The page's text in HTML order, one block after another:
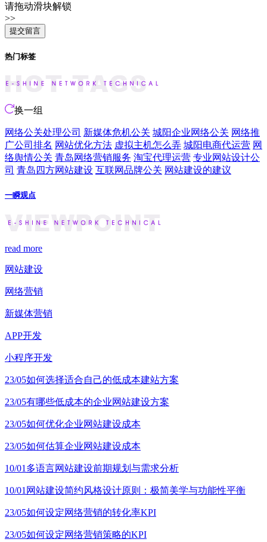
请拖动滑块解锁
>>
热门标签
换一组
网络公关处理公司 新媒体危机公关 城阳企业网络公关 网络推
广公司排名 网站优化方法 虚拟主机怎么弄 城阳电商代运营 网
络舆情公关 青岛网络营销服务 淘宝代理运营 专业网站设计公
司 青岛四方网站建设 互联网品牌公关 网站建设的建议
一瞬观点
read more
网站建设
网络营销
新媒体营销
APP开发
小程序开发
23/05如何选择适合自己的低成本建站方案
23/05有哪些低成本的企业网站建设方案
23/05如何优化企业网站建设成本
23/05如何估算企业网站建设成本
10/01 多语言网站建设前期规划与需求分析
10/01 网站建设简约风格设计原则：极简美学与功能性平衡
23/05如何设定网络营销的转化率KPI
23/05如何设定网络营销策略的KPI